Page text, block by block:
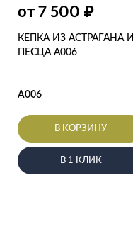
от 7 500 ₽
КЕПКА ИЗ АСТРАГАНА И
ПЕСЦА А006
А006
В КОРЗИНУ
В 1 КЛИК